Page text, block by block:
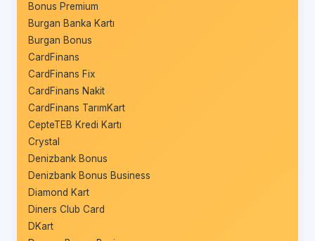
Bonus Premium
Burgan Banka Kartı
Burgan Bonus
CardFinans
CardFinans Fix
CardFinans Nakit
CardFinans TarımKart
CepteTEB Kredi Kartı
Crystal
Denizbank Bonus
Denizbank Bonus Business
Diamond Kart
Diners Club Card
DKart